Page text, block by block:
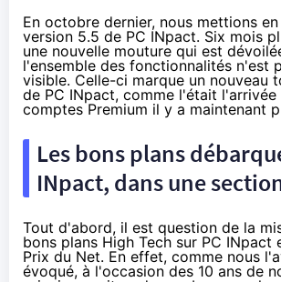
En octobre dernier, nous mettions
version 5.5 de PC INpact. Six mois
une nouvelle mouture qui est
l'ensemble des fonctionnalités n'est
visible. Celle-ci marque un nouveau
de PC INpact, comme l'était l'arrivée
comptes Premium il y a maintenant
Les bons plans
INpact, dans une
Tout d'abord, il est question de la
bons plans High Tech sur PC INpact
Prix du Net. En effet, comme nous
évoqué, à l'occasion des 10 ans de